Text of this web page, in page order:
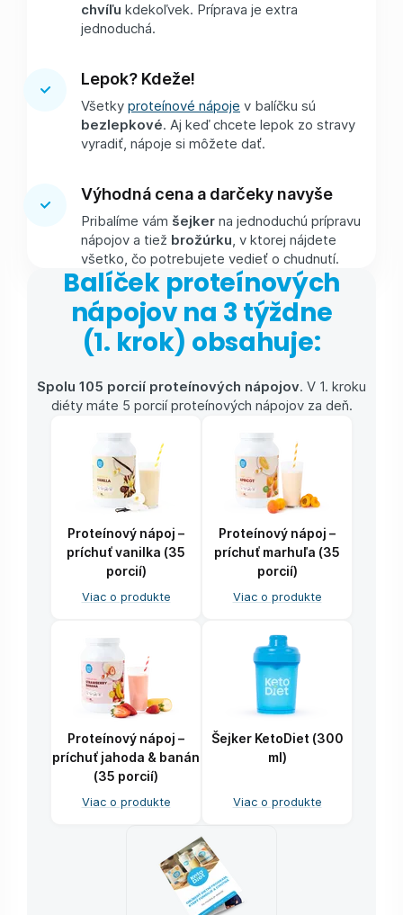
chvíľu kdekoľvek. Príprava je extra
jednoduchá.
Lepok? Kdeže!
Všetky proteínové nápoje v balíčku sú
bezlepkové. Aj keď chcete lepok zo stravy
vyradiť, nápoje si môžete dať.
Výhodná cena a darčeky navyše
Pribalíme vám šejker na jednoduchú prípravu
nápojov a tiež brožúrku , v ktorej nájdete
všetko, čo potrebujete vedieť o chudnutí.
Balíček proteínových
nápojov na 3 týždne
(1. krok) obsahuje:
Spolu 105 porcií proteínových nápojov. V 1. kroku
diéty máte 5 porcií proteínových nápojov za deň.
Proteínový nápoj –
príchuť vanilka (35
porcií)
Viac o produkte
Proteínový nápoj –
príchuť marhuľa (35
porcií)
Viac o produkte
Proteínový nápoj –
príchuť jahoda & banán
(35 porcií)
Viac o produkte
Šejker KetoDiet (300
ml)
Viac o produkte